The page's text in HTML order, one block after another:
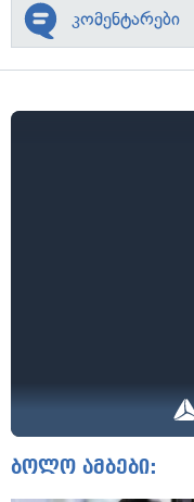
კომენტარები
ბოლო ამბები: